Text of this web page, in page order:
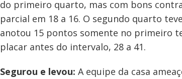
do primeiro quarto, mas com bons
parcial em 18 a 16. O segundo quarto
anotou 15 pontos somente no primeiro
placar antes do intervalo, 28 a 41.
Segurou e levou: A equipe da casa